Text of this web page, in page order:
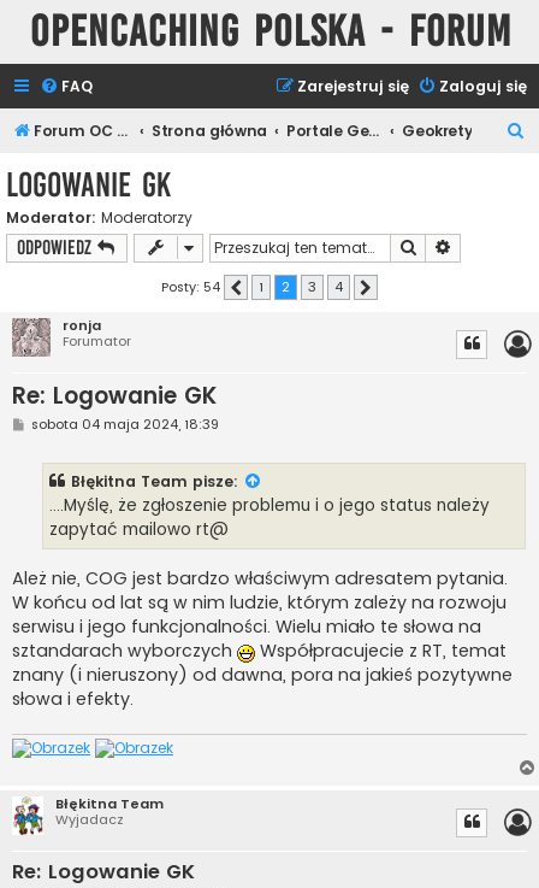
Opencaching Polska - Forum
FAQ Zaloguj się
Zarejestruj się
Forum OC PL Strona główna Portale Geocachingowe Geokrety
Logowanie GK
Moderator: Moderatorzy
ODPOWIEDZ Szukaj
Posty: 54 Poprzednia
1 2 3 4
ronja
Forumator
Re: Logowanie GK
Psobota 04 maja 2024, 18:39
Błękitna Team pisze:
....Myślę, że zgłoszenie problemu i o jego status należy
zapytać mailowo rt@
Ależ nie, COG jest bardzo właściwym adresatem pytania.
W końcu od lat są w nim ludzie, którym zależy na rozwoju
serwisu i jego funkcjonalności. Wielu miało te słowa na
sztandarach wyborczych
Współpracujecie z RT, temat
znany (i nieruszony) od dawna, pora na jakieś pozytywne
słowa i efekty.
Błękitna Team
Wyjadacz
Re: Logowanie GK